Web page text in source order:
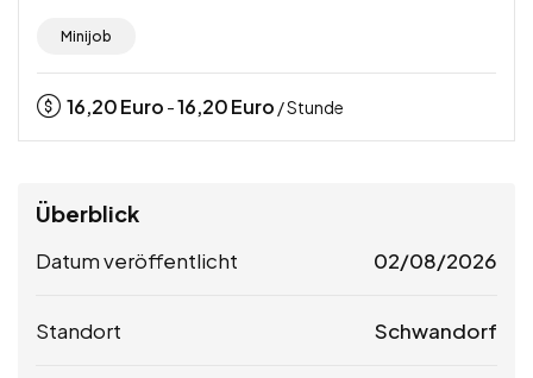
Minijob
16,20Euro -16,20Euro / Stunde
Überblick
Datum veröffentlicht 02/08/2026
Standort Schwandorf